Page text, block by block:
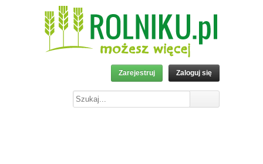
Zarejestruj Zaloguj się